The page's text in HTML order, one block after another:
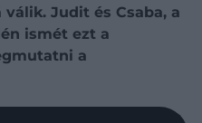
Judit és Csaba, a
ismét ezt a
a